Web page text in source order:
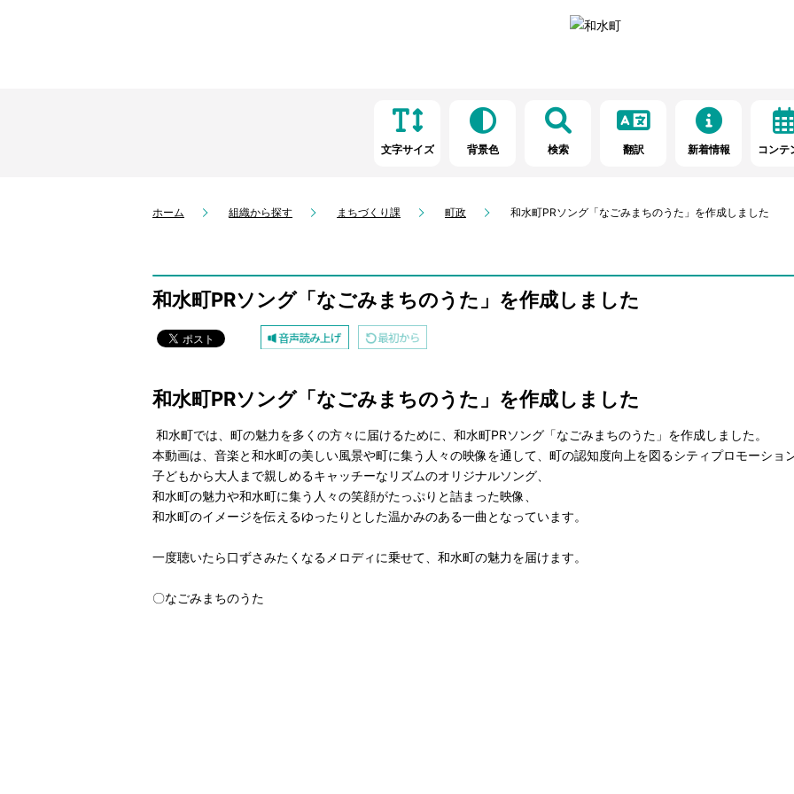
文字サイズ 背景色 検索 翻訳 新着情報 コンテ
ホーム 組織から探す まちづくり課 町政 和水町PRソング「なごみまちのうた」を作成しました
和水町PRソング「なごみまちのうた」を作成しました
和水町PRソング「なごみまちのうた」を作成しました
和水町では、町の魅力を多くの方々に届けるために、和水町PRソング「なごみまちのうた」を作成しました。
本動画は、音楽と和水町の美しい風景や町に集う人々の映像を通して、町の認知度向上を図るシティプロモーショ
子どもから大人まで親しめるキャッチーなリズムのオリジナルソング、
和水町の魅力や和水町に集う人々の笑顔がたっぷりと詰まった映像、
和水町のイメージを伝えるゆったりとした温かみのある一曲となっています。
一度聴いたら口ずさみたくなるメロディに乗せて、和水町の魅力を届けます。
〇なごみまちのうた